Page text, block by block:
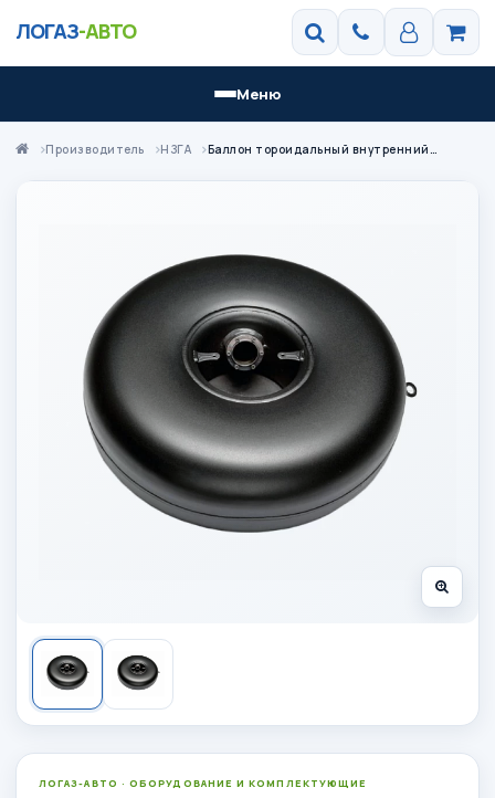
ЛОГАЗ-АВТО
Меню
Производитель НЗГА Баллон тороидальный внутренний 60-630*240 НЗГА
ЛОГАЗ-АВТО · ОБОРУДОВАНИЕ И КОМПЛЕКТУЮЩИЕ